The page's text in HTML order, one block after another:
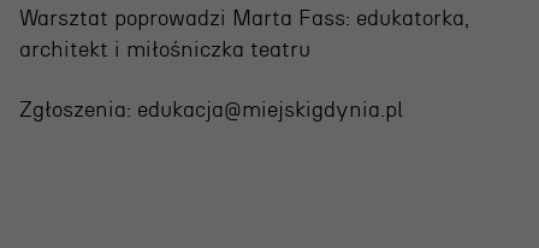
Warsztat poprowadzi Marta Fass: edukatorka,
architekt i miłośniczka teatru
Zgłoszenia: edukacja@miejskigdynia.pl